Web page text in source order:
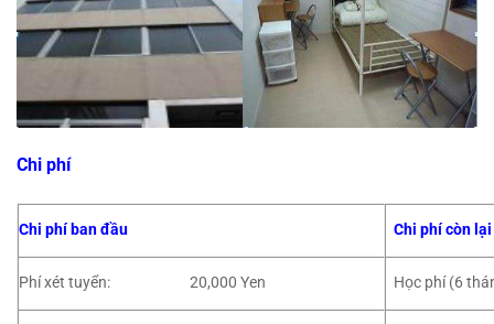
Chi phí
Chi phí ban đầu Chi phí còn
Phí xét tuyển: 20,000 Yen Học phí (6